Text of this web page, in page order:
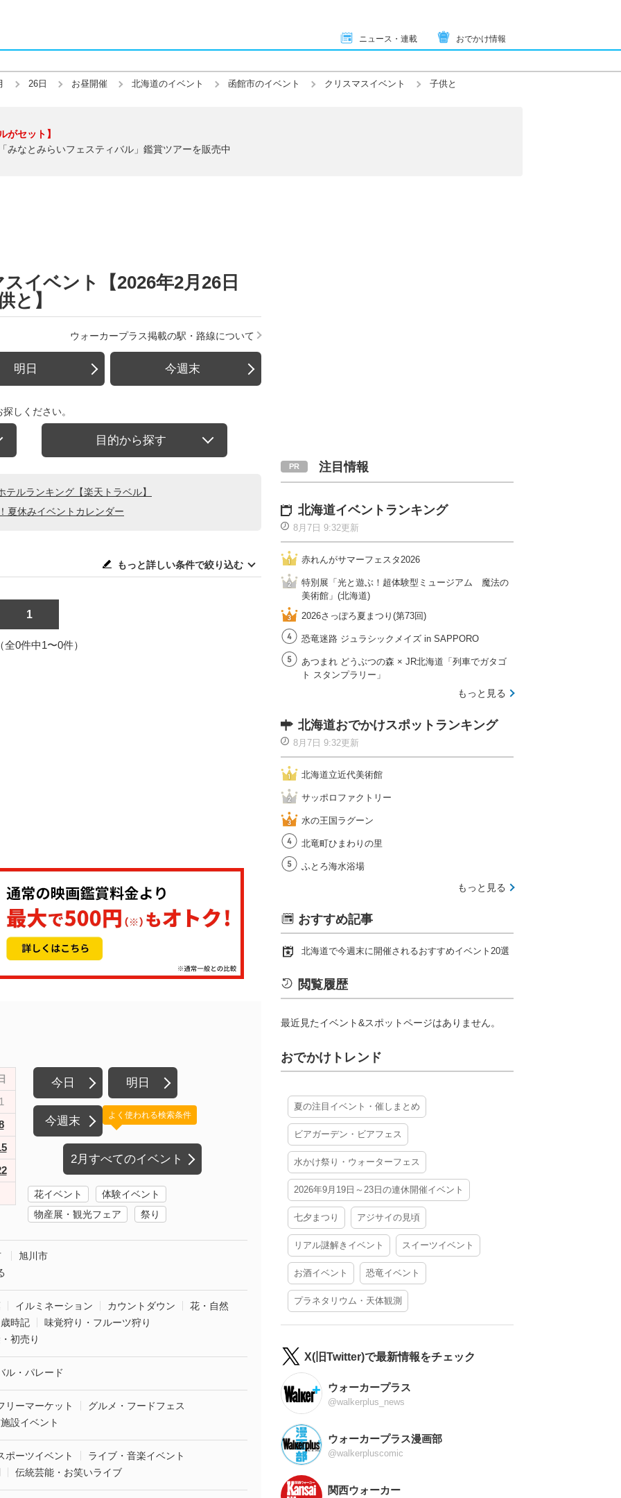
ニュース・連載 おでかけ情報
26日 お昼開催 北海道のイベント 函館市のイベント クリスマスイベント 子供と
がセット】
みなとみらいフェスティバル」鑑賞ツアーを販売中
イベント【2026年2月26日
と】
ウォーカープラス掲載の駅・路線について
明日 今週末
しください。
目的から探す
ルランキング【楽天トラベル】
夏休みイベントカレンダー
もっと詳しい条件で絞り込む
1
全0件中1〜0件）
今日 明日
今週末
2月すべてのイベント
よく使われる検索条件
花イベント
体験イベント
物産展・観光フェア
祭り
旭川市
イルミネーション カウントダウン
花・自然
時記
味覚狩り・フルーツ狩り
初売り
ル・パレード
リーマーケット
グルメ・フードフェス
設イベント
ポーツイベント
ライブ・音楽イベント
伝統芸能・お笑いライブ
注目情報
北海道イベントランキング
8月7日 9:32更新
赤れんがサマーフェスタ2026
特別展「光と遊ぶ！超体験型ミュージアム 魔法の
美術館」(北海道)
2026さっぽろ夏まつり(第73回)
恐竜迷路 ジュラシックメイズ in SAPPORO
あつまれ どうぶつの森 × JR北海道「列車でガタゴ
ト スタンプラリー」
もっと見る
北海道おでかけスポットランキング
8月7日 9:32更新
北海道立近代美術館
サッポロファクトリー
水の王国ラグーン
北竜町ひまわりの里
ふとろ海水浴場
もっと見る
おすすめ記事
北海道で今週末に開催されるおすすめイベント20選
閲覧履歴
最近見たイベント&スポットページはありません。
おでかけトレンド
夏の注目イベント・催しまとめ
ビアガーデン・ビアフェス
水かけ祭り・ウォーターフェス
2026年9月19日～23日の連休開催イベント
七夕まつり アジサイの見頃
リアル謎解きイベント スイーツイベント
お酒イベント 恐竜イベント
プラネタリウム・天体観測
X(旧Twitter)で最新情報をチェック
ウォーカープラス
@walkerplus_news
ウォーカープラス漫画部
@walkerpluscomic
関西ウォーカー